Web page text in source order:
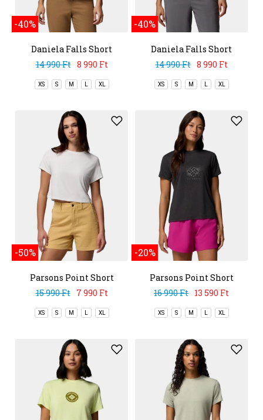
-40%
Daniela Falls Short
Sleeve Shirt
14 990 Ft 8 990 Ft
XS S M L XL
-40%
Daniela Falls Short
Sleeve Shirt
14 990 Ft 8 990 Ft
XS S M L XL
-50%
Parsons Point Short
Sleeve Tee
15 990 Ft 7 990 Ft
XS S M L XL
-20%
Parsons Point Short
Sleeve Graphic Tee
16 990 Ft 13 590 Ft
XS S M L XL